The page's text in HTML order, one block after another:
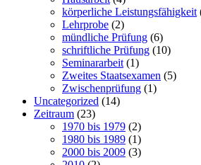
körperliche Leistungsfähigkeit
Lehrprobe (2)
mündliche Prüfung (6)
schriftliche Prüfung (10)
Seminararbeit (1)
Zweites Staatsexamen (5)
Zwischenprüfung (1)
Uncategorized (14)
Zeitraum (23)
1970 bis 1979 (2)
1980 bis 1989 (1)
2000 bis 2009 (3)